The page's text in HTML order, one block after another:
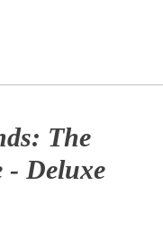
The
- Deluxe